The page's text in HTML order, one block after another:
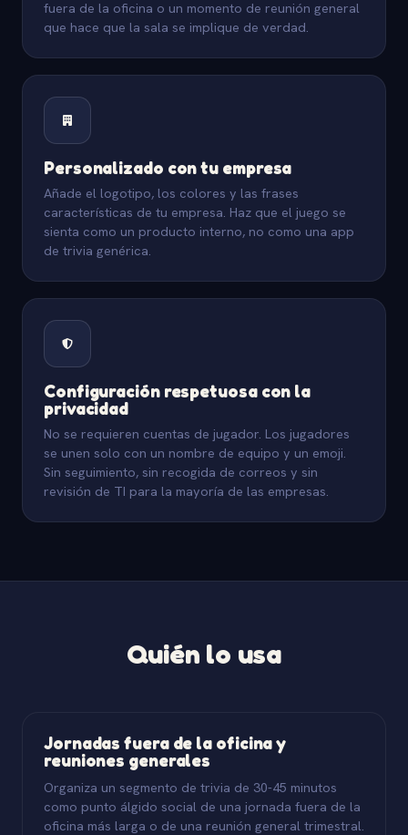
fuera de la oficina o un momento de reunión general
que hace que la sala se implique de verdad.
Personalizado con tu empresa
Añade el logotipo, los colores y las frases
características de tu empresa. Haz que el juego se
sienta como un producto interno, no como una app
de trivia genérica.
Configuración respetuosa con la
privacidad
No se requieren cuentas de jugador. Los jugadores
se unen solo con un nombre de equipo y un emoji.
Sin seguimiento, sin recogida de correos y sin
revisión de TI para la mayoría de las empresas.
Quién lo usa
Jornadas fuera de la oficina y
reuniones generales
Organiza un segmento de trivia de 30-45 minutos
como punto álgido social de una jornada fuera de la
oficina más larga o de una reunión general trimestral.